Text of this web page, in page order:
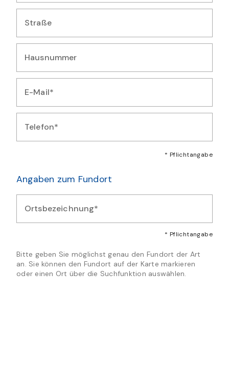
Geben Sie Ihren Wohnort ein
Straße
Geben Sie Ihre Straße ein
Hausnummer
Geben Sie Ihre Hausnummer ein
E-Mail*
Geben Sie Ihre E-Mail-Adresse ein
Telefon*
* Pflichtangabe
Angaben zum Fundort
Ortsbezeichnung*
* Pflichtangabe
Bitte geben Sie möglichst genau den Fundort der Art
an. Sie können den Fundort auf der Karte markieren
oder einen Ort über die Suchfunktion auswählen.